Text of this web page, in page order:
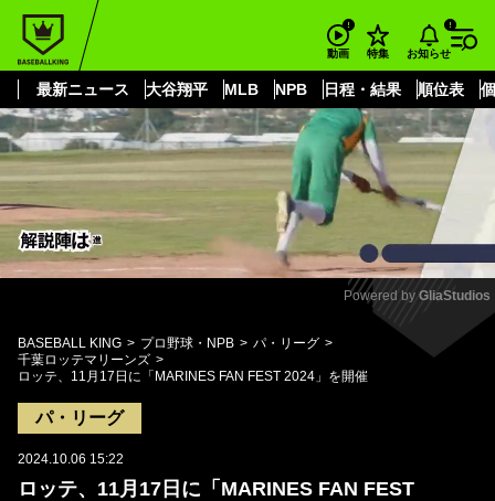
動画 特集 お知らせ
最新ニュース 大谷翔平 MLB NPB 日程・結果 順位表
もっと見る
Mute
Powered by GliaStudios
BASEBALL KING プロ野球・NPB
パ・リーグ
千葉ロッテマリーンズ
ロッテ、11月17日に「MARINES FAN FEST 2024」を開催
パ・リーグ
2024.10.06 15:22
ロッテ、11月17日に「MARINES FAN FEST